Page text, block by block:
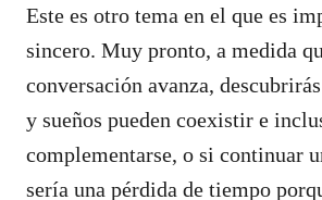
Este es otro tema en el que es
sincero. Muy pronto, a medida
conversación avanza,
y sueños pueden coexistir e
complementarse, o si continuar
sería una pérdida de tiempo